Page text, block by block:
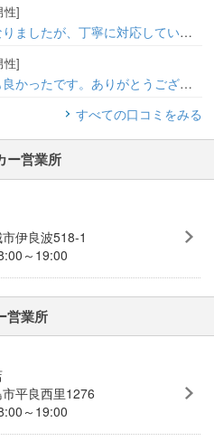
性]
もスムーズでとても快適でした。プラン内容も良かったです。 ありがとうございました♪
性]
たです。ありがとうございました。
すべての口コミをみる
ー営業所
伊良波518-1
～19:00
営業所
平良西里1276
～19:00